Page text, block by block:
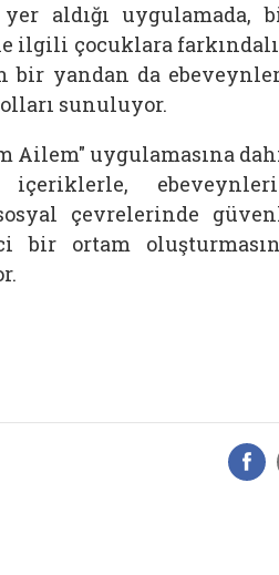
aldığı uygulamada,
ilgili çocuklara
bir yandan da
sunuluyor.
Ailem" uygulamasına
çevrelerinde
bir ortam